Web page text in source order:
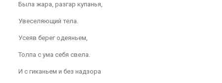
Была жара, разгар купанья,
Увеселяющий тела.
Усеяв берег одеяньем,
Толпа с ума себя свела.
И с гиканьем и без надзора